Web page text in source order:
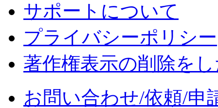
サポートについて
プライバシーポリシー
著作権表示の削除を
お問い合わせ/依頼/申